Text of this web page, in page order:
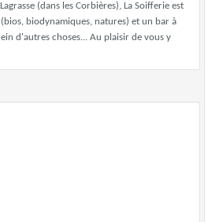
(dans les Corbières), La Soifferie est
biodynamiques, natures) et un bar à
d'autres choses... Au plaisir de vous y